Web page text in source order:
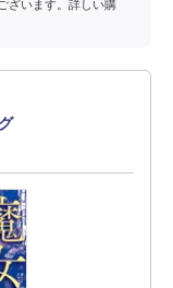
ざいます。詳しい購